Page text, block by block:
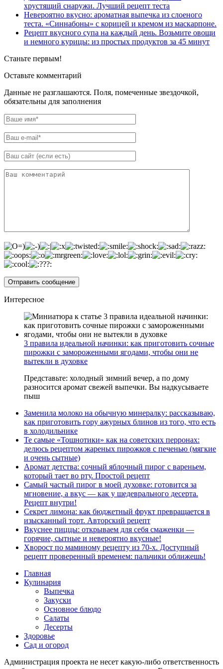
хрустящий снаружи. Лучший рецепт теста
Невероятно вкусно: ароматная выпечка из слоеного
теста. «Синнабоны» с корицей и кремом из маскарпоне.
Рецепт вкусного супа на каждый день. Возьмите овощи
и немного курицы: из простых продуктов за 45 минут
Станьте первым!
Оставьте комментарий
Данные не разглашаются. Поля, помеченные звездочкой,
обязательны для заполнения
Интересное
3 правила идеальной начинки: как приготовить сочные
пирожки с замороженными ягодами, чтобы они не
вытекли в духовке
Представьте: холодный зимний вечер, а по дому
разносится аромат свежей выпечки. Вы надкусываете
пыш
Заменила молоко на обычную минералку: рассказываю,
как приготовить гору ажурных блинов из того, что есть
в холодильнике
Те самые «Тошнотики» как на советских перронах:
делюсь рецептом жареных пирожков с печенью (мягкие
и очень сытные)
Аромат детства: сочный яблочный пирог с вареньем,
который тает во рту. Простой рецепт
Самый частый пирог в моей духовке: готовится за
мгновение, а вкус — как у шедеврального десерта.
Рецепт внутри!
Секрет лимона: как бюджетный фрукт превращается в
изысканный торт. Авторский рецепт
Вкуснее пиццы: открываем для себя смаженки —
горячие, сытные и невероятно вкусные!
Хворост по маминому рецепту из 70-х. Доступный
рецепт проверенный временем: пальчики оближешь!
Главная
Кулинария
Выпечка
Закуски
Основное блюдо
Салаты
Десерты
Здоровье
Сад и огород
Администрация проекта не несет какую-либо ответственность